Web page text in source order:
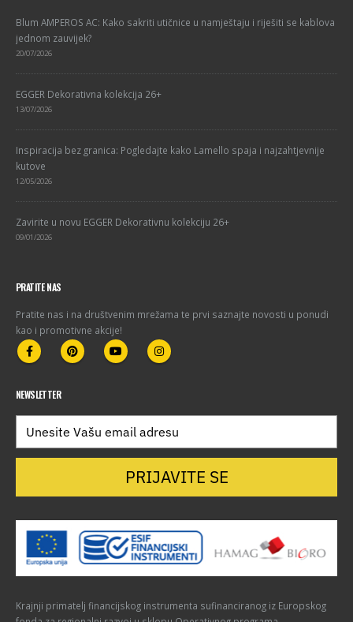
Blum AMPEROS AC: Kako sakriti utičnice u namještaju i riješiti se kablova
jednom zauvijek?
20/07/2026
EGGER Dekorativna kolekcija 26+
13/07/2026
Inspiracija bez granica: Pogledajte kako Lamello spaja i najzahtjevnije
kutove
12/05/2026
Zavirite u novu EGGER Dekorativnu kolekciju 26+
09/01/2026
PRATITE NAS
Pratite nas i na društvenim mrežama te prvi saznajte novosti u ponudi
kao i promotivne akcije!
NEWSLETTER
PRIJAVITE SE
Krajnji primatelj financijskog instrumenta sufinanciranog iz Europskog